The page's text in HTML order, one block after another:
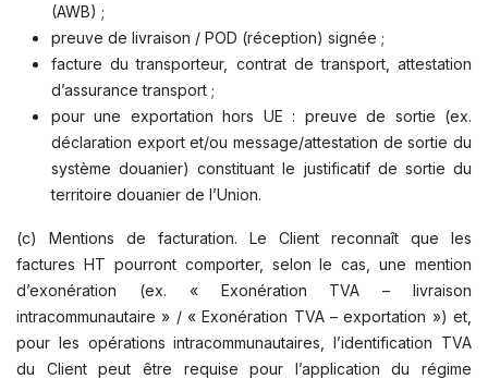
(AWB) ;
preuve de livraison / POD (réception) signée ;
facture du transporteur, contrat de transport, attestation
d’assurance transport ;
pour une exportation hors UE : preuve de sortie (ex.
déclaration export et/ou message/attestation de sortie du
système douanier) constituant le justificatif de sortie du
territoire douanier de l’Union.
(c) Mentions de facturation. Le Client reconnaît que les
factures HT pourront comporter, selon le cas, une mention
d’exonération (ex. « Exonération TVA – livraison
intracommunautaire » / « Exonération TVA – exportation ») et,
pour les opérations intracommunautaires, l’identification TVA
du Client peut être requise pour l’application du régime